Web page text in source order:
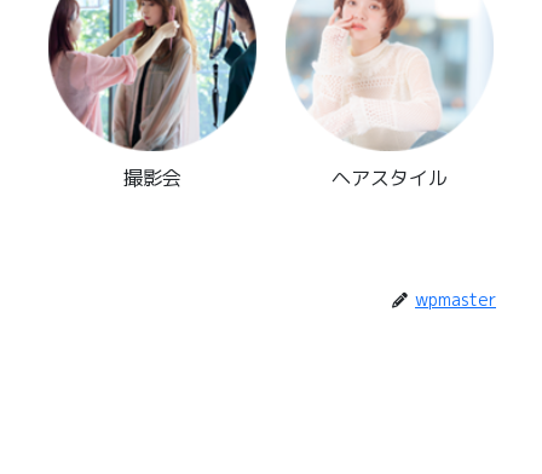
撮影会 ヘアスタイル
wpmaster